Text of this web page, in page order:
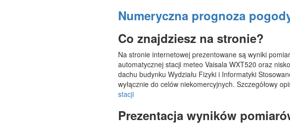
Numeryczna prognoza
Co znajdziesz na stronie?
Na stronie internetowej prezentowane są wyniki
automatycznej stacji meteo Vaisala WXT520 oraz
dachu budynku Wydziału Fizyki i Informatyki
wyłącznie do celów niekomercyjnych. Szczegółowy
stacji
Prezentacja wyników